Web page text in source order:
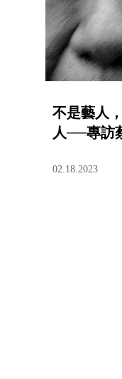
不是藝人
人──專訪
02.18.2023